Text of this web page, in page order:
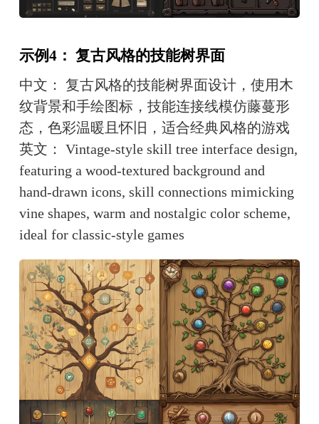
示例4： 复古风格的技能树界面
中文： 复古风格的技能树界面设计，使用木
纹背景和手绘图标，技能连接线模仿藤蔓形
态，色彩温暖且怀旧，适合经典风格的游戏
英文： Vintage-style skill tree interface design,
featuring a wood-textured background and
hand-drawn icons, skill connections mimicking
vine shapes, warm and nostalgic color scheme,
ideal for classic-style games